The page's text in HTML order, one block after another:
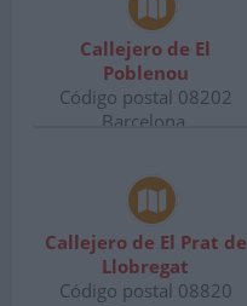
Callejero de El
Poblenou
Código postal 08202
Barcelona.
Callejero de El Prat de
Llobregat
Código postal 08820